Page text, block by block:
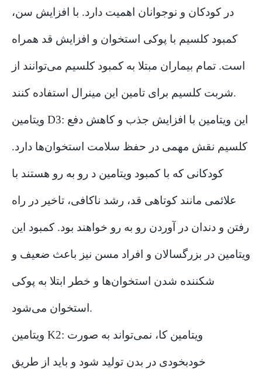
در کودکان و نوجوانان اهمیت دارد. با افزایش سن،
کمبود کلسیم با پوکی استخوان و افزایش قد همراه
است. تمام بیماران مبتلا به کمبود کلسیم می‌توانند از
شربت کلسیم برای تامین این مینرال استفاده کنند.
ویتامین D3: این ویتامین با افزایش جذب و کاهش دفع
کلسیم نقش مهمی در حفظ سلامت استخوان‌ها دارد.
کودکانی که با کمبود ویتامین د رو به رو هستند با
علائمی مانند کوتاهی قد، رشد ناکافی، تاخیر در راه
رفتن و دندان در آوردن رو به رو خواهند بود. کمبود این
ویتامین در بزرگسالان و افراد مسن نیز باعث ضعیف و
شکننده شدن استخوان‌ها و خطر ابتلا به پوکی
استخوان می‌شود.
ویتامین K2: ویتامین کا، نمی‌تواند به صورت
خودبخودی در بدن تولید شود و باید از طریق